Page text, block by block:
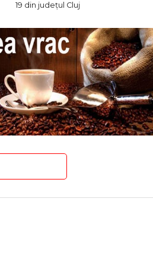
19 din județul Cluj